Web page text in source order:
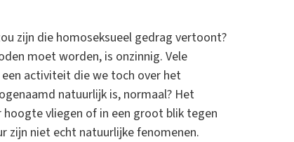
zijn die homoseksueel gedrag vertoont?
moet worden, is onzinnig. Vele
activiteit die we toch over het
natuurlijk is, normaal? Het
vliegen of in een groot blik tegen
zijn niet echt natuurlijke fenomenen.